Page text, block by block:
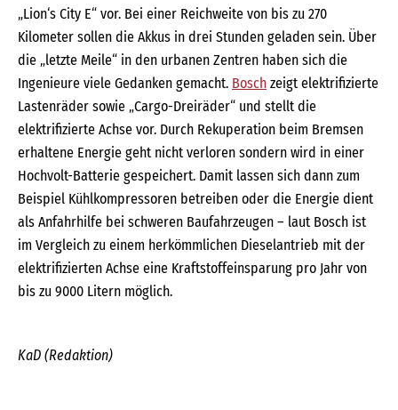
„Lion‘s City E“ vor. Bei einer Reichweite von bis zu 270
Kilometer sollen die Akkus in drei Stunden geladen sein. Über
die „letzte Meile“ in den urbanen Zentren haben sich die
Ingenieure viele Gedanken gemacht. Bosch zeigt elektrifizierte
Lastenräder sowie „Cargo-Dreiräder“ und stellt die
elektrifizierte Achse vor. Durch Rekuperation beim Bremsen
erhaltene Energie geht nicht verloren sondern wird in einer
Hochvolt-Batterie gespeichert. Damit lassen sich dann zum
Beispiel Kühlkompressoren betreiben oder die Energie dient
als Anfahrhilfe bei schweren Baufahrzeugen – laut Bosch ist
im Vergleich zu einem herkömmlichen Dieselantrieb mit der
elektrifizierten Achse eine Kraftstoffeinsparung pro Jahr von
bis zu 9000 Litern möglich.
KaD (Redaktion)